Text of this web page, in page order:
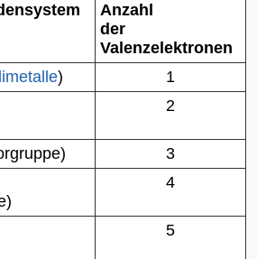
Anzahl
der
Valenzelektronen
)
1
2
3
4
5